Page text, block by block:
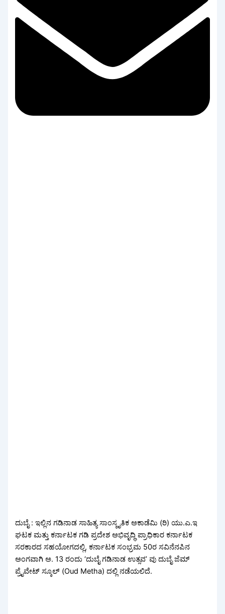
ದುಬೈ : ಇಲ್ಲಿನ ಗಡಿನಾಡ ಸಾಹಿತ್ಯ ಸಾಂಸ್ಕೃತಿಕ ಅಕಾಡೆಮಿ (ರಿ) ಯು.ಎ.ಇ
ಘಟಕ ಮತ್ತು ಕರ್ನಾಟಕ ಗಡಿ ಪ್ರದೇಶ ಅಭಿವೃದ್ಧಿ ಪ್ರಾಧಿಕಾರ ಕರ್ನಾಟಕ
ಸರಕಾರದ ಸಹಯೋಗದಲ್ಲಿ, ಕರ್ನಾಟಕ ಸಂಭ್ರಮ 50ರ ಸವಿನೆನಪಿನ
ಅಂಗವಾಗಿ ಅ. 13 ರಂದು ‘ದುಬೈ ಗಡಿನಾಡ ಉತ್ಸವ’ ವು ದುಬೈ ಜೆಮ್
ಪ್ರೈವೇಟ್ ಸ್ಕೂಲ್ (Oud Metha) ದಲ್ಲಿ ನಡೆಯಲಿದೆ.